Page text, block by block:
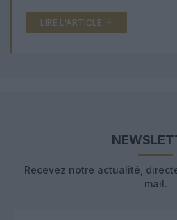
LIRE L'ARTICLE
Recevez notre actualité,
mail.